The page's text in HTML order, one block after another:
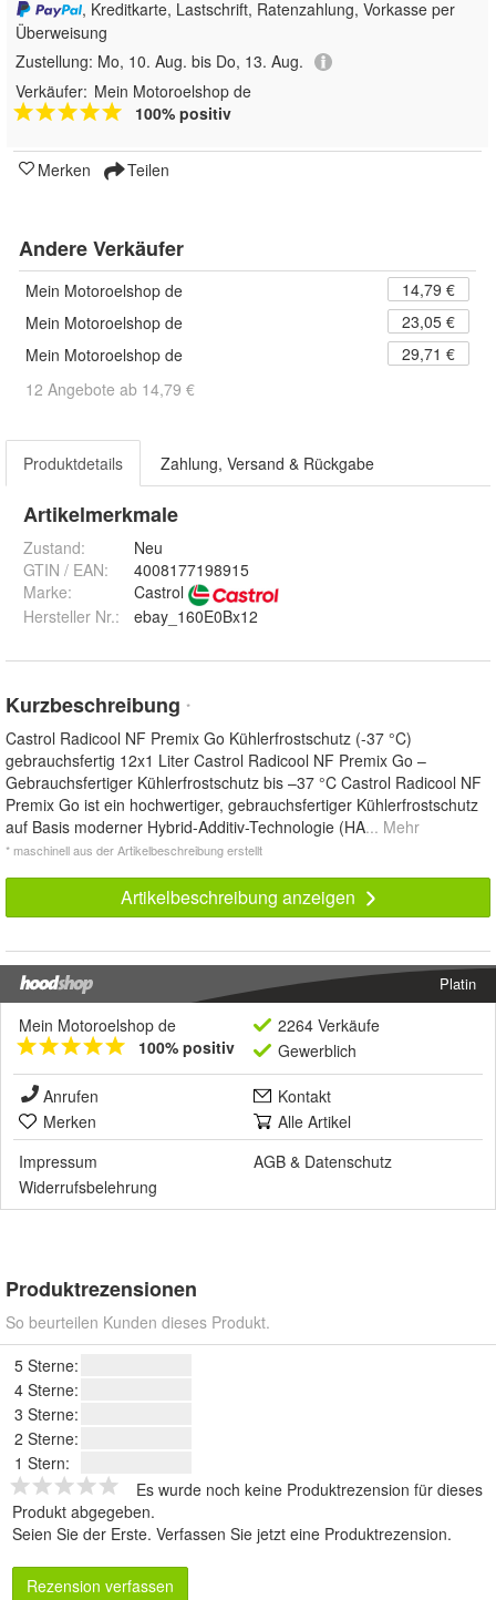
, Kreditkarte, Lastschrift, Ratenzahlung, Vorkasse per
Überweisung
Zustellung: Mo, 10. Aug. bis Do, 13. Aug.
Verkäufer: Mein Motoroelshop de
100% positiv
Merken Teilen
Andere Verkäufer
Mein Motoroelshop de
14,79 €
Mein Motoroelshop de
23,05 €
Mein Motoroelshop de
29,71 €
12 Angebote ab 14,79 €
Produktdetails Zahlung, Versand & Rückgabe
Artikelmerkmale
Zustand:
Neu
GTIN / EAN:
4008177198915
Marke:
Castrol
Hersteller Nr.:
ebay_160E0Bx12
Kurzbeschreibung *
Castrol Radicool NF Premix Go Kühlerfrostschutz (-37 °C)
gebrauchsfertig 12x1 Liter Castrol Radicool NF Premix Go –
Gebrauchsfertiger Kühlerfrostschutz bis –37 °C Castrol Radicool NF
Premix Go ist ein hochwertiger, gebrauchsfertiger Kühlerfrostschutz
auf Basis moderner Hybrid-Additiv-Technologie (HA... Mehr
* maschinell aus der Artikelbeschreibung erstellt
Artikelbeschreibung anzeigen
Platin
Mein Motoroelshop de
100% positiv
2264 Verkäufe
Gewerblich
Anrufen
Kontakt
Merken
Alle Artikel
Impressum
AGB & Datenschutz
Widerrufsbelehrung
Produktrezensionen
So beurteilen Kunden dieses Produkt.
5 Sterne:
4 Sterne:
3 Sterne:
2 Sterne:
1 Stern:
Es wurde noch keine Produktrezension für dieses
Produkt abgegeben.
Seien Sie der Erste. Verfassen Sie jetzt eine Produktrezension.
Rezension verfassen